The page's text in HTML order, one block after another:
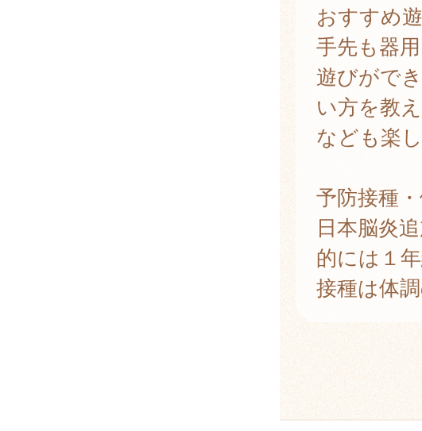
おすすめ
手先も器
遊びがで
い方を教
なども楽
予防接種
日本脳炎
的には１
接種は体